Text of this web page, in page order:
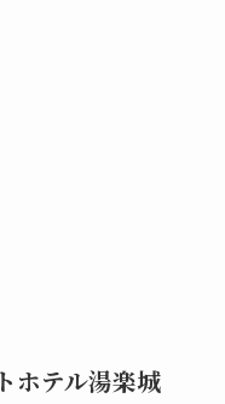
ホテル湯楽城